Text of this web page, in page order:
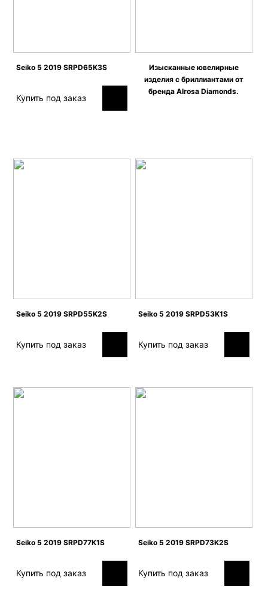
Seiko 5 2019 SRPD65K3S
Купить под заказ
Изысканные ювелирные
изделия c бриллиантами от
бренда Alrosa Diamonds.
Seiko 5 2019 SRPD55K2S
Купить под заказ
Seiko 5 2019 SRPD53K1S
Купить под заказ
Seiko 5 2019 SRPD77K1S
Купить под заказ
Seiko 5 2019 SRPD73K2S
Купить под заказ